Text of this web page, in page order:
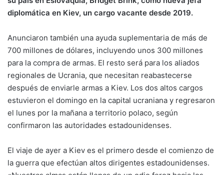
diplomática en Kiev, un cargo vacante desde 2019.
Anunciaron también una ayuda suplementaria de más de
700 millones de dólares, incluyendo unos 300 millones
para la compra de armas. El resto será para los aliados
regionales de Ucrania, que necesitan reabastecerse
después de enviarle armas a Kiev. Los dos altos cargos
estuvieron el domingo en la capital ucraniana y regresaron
el lunes por la mañana a territorio polaco, según
confirmaron las autoridades estadounidenses.
El viaje de ayer a Kiev es el primero desde el comienzo de
la guerra que efectúan altos dirigentes estadounidenses.